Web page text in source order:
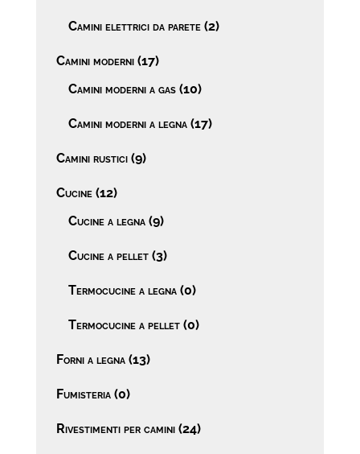
Camini elettrici da parete (2)
Camini moderni (17)
Camini moderni a gas (10)
Camini moderni a legna (17)
Camini rustici (9)
Cucine (12)
Cucine a legna (9)
Cucine a pellet (3)
Termocucine a legna (0)
Termocucine a pellet (0)
Forni a legna (13)
Fumisteria (0)
Rivestimenti per camini (24)